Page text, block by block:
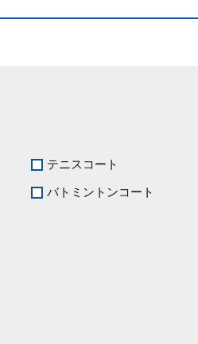
テニスコート
バトミントンコート